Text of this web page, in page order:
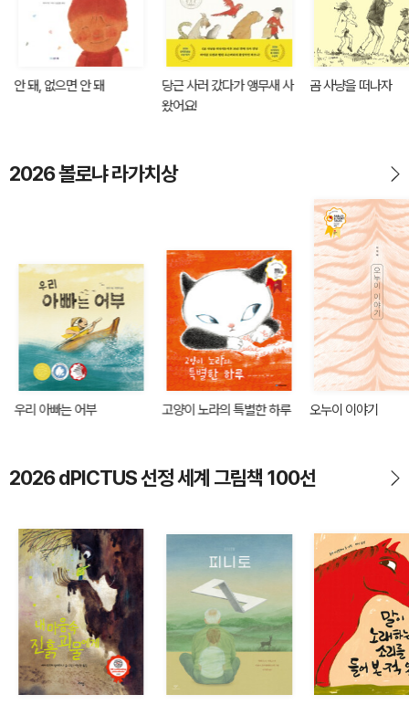
안 돼, 없으면 안 돼
당근 사러 갔다가 앵무새 사
왔어요!
곰 사냥을 떠나자
2026 볼로냐 라가치상
우리 아빠는 어부 고양이 노라의 특별한 하루 오누이 이야기
2026 dPICTUS 선정 세계 그림책 100선